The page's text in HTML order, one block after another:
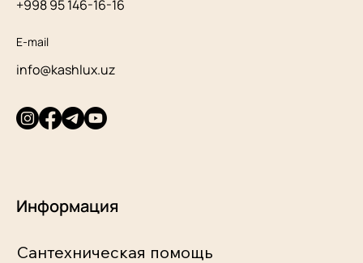
+998 95 146-16-16
E-mail
info@kashlux.uz
Информация
Сантехническая помощь